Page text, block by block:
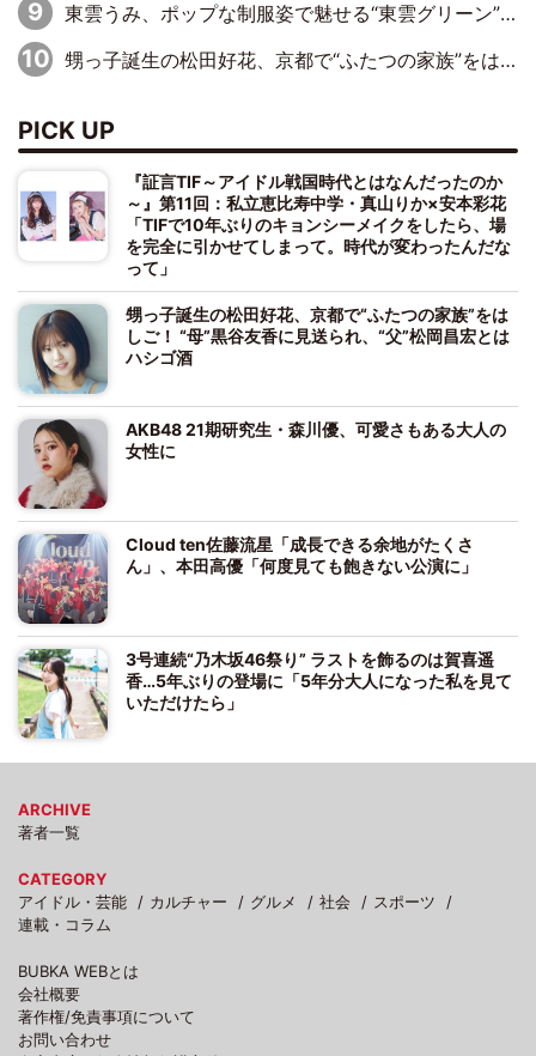
東雲うみ、ポップな制服姿で魅せる“東雲グリーン”の正体
甥っ子誕生の松田好花、京都で“ふたつの家族”をはしご！ “母”黒谷友香に見送られ、“父”松岡昌宏とはハシゴ酒
PICK UP
『証言TIF～アイドル戦国時代とはなんだったのか
～』第11回：私立恵比寿中学・真山りか×安本彩花
「TIFで10年ぶりのキョンシーメイクをしたら、場
を完全に引かせてしまって。時代が変わったんだな
って」
甥っ子誕生の松田好花、京都で“ふたつの家族”をは
しご！ “母”黒谷友香に見送られ、“父”松岡昌宏とは
ハシゴ酒
AKB48 21期研究生・森川優、可愛さもある大人の
女性に
Cloud ten佐藤流星「成長できる余地がたくさ
ん」、本田高優「何度見ても飽きない公演に」
3号連続“乃木坂46祭り” ラストを飾るのは賀喜遥
香…5年ぶりの登場に「5年分大人になった私を見て
いただけたら」
ARCHIVE
著者一覧
CATEGORY
アイドル・芸能
カルチャー グルメ 社会
スポーツ
連載・コラム
BUBKA WEBとは
会社概要
著作権/免責事項について
お問い合わせ